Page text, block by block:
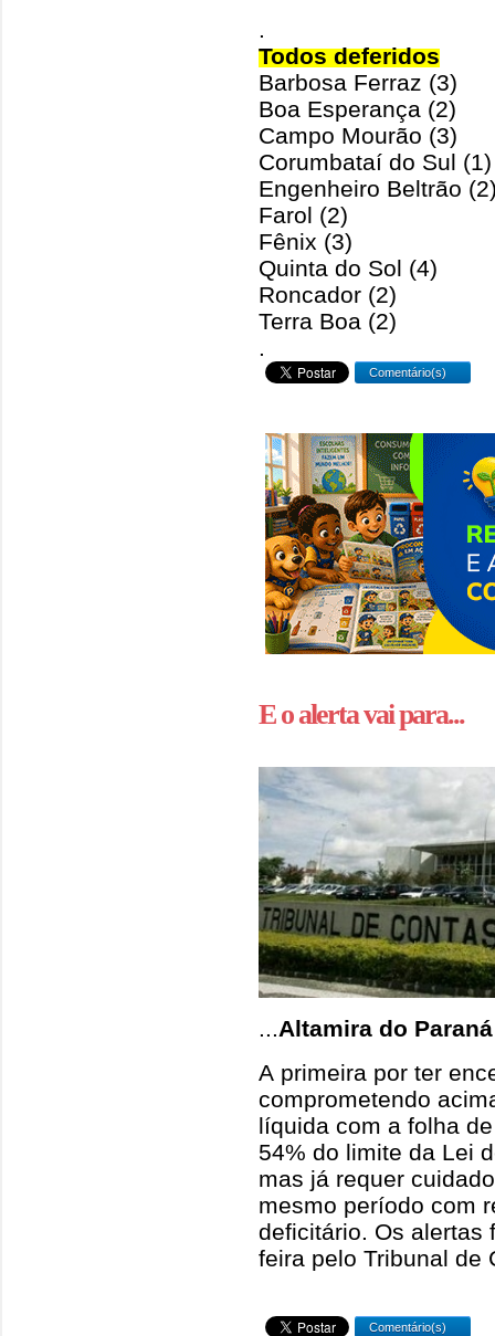
.
Todos deferidos
Barbosa Ferraz (3)
Boa Esperança (2)
Campo Mourão (3)
Corumbataí do Sul (1)
Engenheiro Beltrão
Farol (2)
Fênix (3)
Quinta do Sol (4)
Roncador (2)
Terra Boa (2)
.
Comentário(s)
E o alerta vai para...
...Altamira do Paraná
A primeira por ter
comprometendo
líquida com a folha
54% do limite da Lei
mas já requer
mesmo período com
deficitário. Os alertas
feira pelo Tribunal de
Comentário(s)